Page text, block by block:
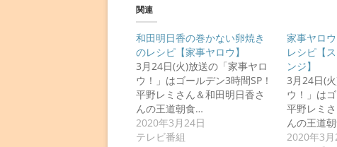
関連
和田明日香の巻かない卵焼き
のレシピ【家事ヤロウ】
3月24日(火)放送の「家事ヤロ
ウ！」はゴールデン3時間SP！
平野レミさん＆和田明日香さ
んの王道朝食…
2020年3月24日
テレビ番組
家事ヤロ
レシピ【
ンジ】
3月24日(
ウ！」は
平野レミ
んの王道
2020年3月